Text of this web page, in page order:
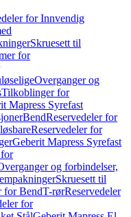
for Innvendig
Skruesett til
for
Overganger og
Tilkoblinger for
Mapress Syrefast
BendReservedeler for
Reservedeler for
Geberit Mapress Syrefast
og forbindelser,
Skruesett til
for BendT-rørReservedeler
for